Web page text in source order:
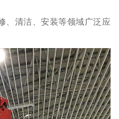
、清洁、安装等领域广泛应